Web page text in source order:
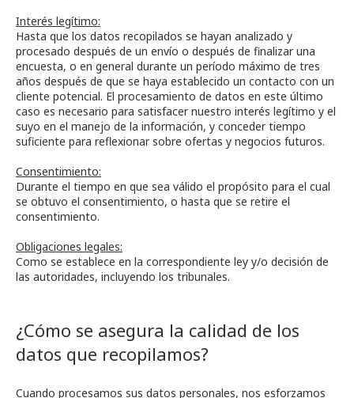
Interés legítimo:
Hasta que los datos recopilados se hayan analizado y
procesado después de un envío o después de finalizar una
encuesta, o en general durante un período máximo de tres
años después de que se haya establecido un contacto con un
cliente potencial. El procesamiento de datos en este último
caso es necesario para satisfacer nuestro interés legítimo y el
suyo en el manejo de la información, y conceder tiempo
suficiente para reflexionar sobre ofertas y negocios futuros.
Consentimiento:
Durante el tiempo en que sea válido el propósito para el cual
se obtuvo el consentimiento, o hasta que se retire el
consentimiento.
Obligaciones legales:
Como se establece en la correspondiente ley y/o decisión de
las autoridades, incluyendo los tribunales.
¿Cómo se asegura la calidad de los
datos que recopilamos?
Cuando procesamos sus datos personales, nos esforzamos